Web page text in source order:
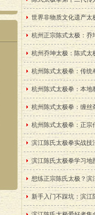
世界非物质文化遗产太
杭州正宗陈式太极：乔
杭州乔坤太极：陈式太
杭州陈式太极拳：传统
杭州陈式太极拳：本地
杭州陈式太极拳：缠丝
杭州陈式太极拳：正宗
滨江陈氏太极拳实战技
滨江陈氏太极拳学习地
想练正宗陈氏太极？滨
新手入门不踩坑：滨江